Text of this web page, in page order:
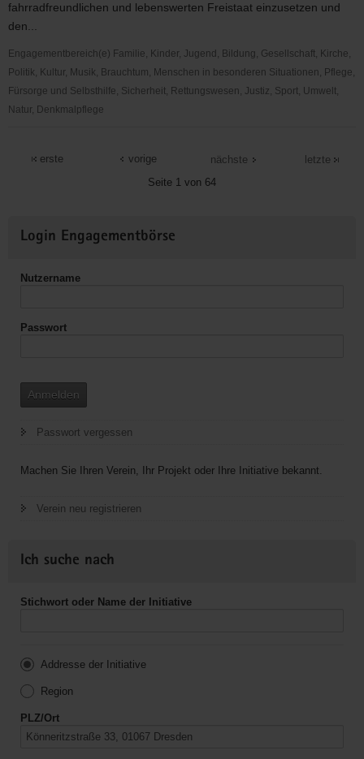
fahrradfreundlichen und lebenswerten Freistaat einzusetzen und
den...
Engagementbereich(e) Familie, Kinder, Jugend, Bildung, Gesellschaft, Kirche,
Politik, Kultur, Musik, Brauchtum, Menschen in besonderen Situationen, Pflege,
Fürsorge und Selbsthilfe, Sicherheit, Rettungswesen, Justiz, Sport, Umwelt,
Natur, Denkmalpflege
erste
vorige
Seite 1 von 64
nächste letzte
Informationen
Login Engagementbörse
Nutzername
Passwort
Anmelden
Passwort vergessen
Machen Sie Ihren Verein, Ihr Projekt oder Ihre Initiative bekannt.
Verein neu registrieren
Ich suche nach
Stichwort oder Name der Initiative
Addresse der Initiative
Region
PLZ/Ort